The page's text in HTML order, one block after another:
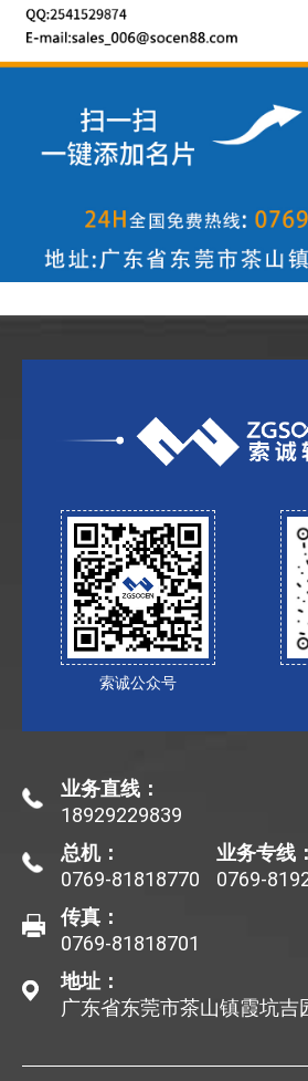
索诚公众号
业务直线：
18929229839
总机：
0769-81818770
业务专线：
0769-
传真：
0769-81818701
地址：
广东省东莞市茶山镇霞坑吉